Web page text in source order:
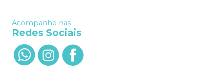
Acompanhe nas
Redes Sociais